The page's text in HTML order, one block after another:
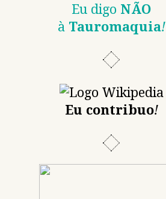
Eu digo NÃO
à Tauromaquia!
Eu contribuo!